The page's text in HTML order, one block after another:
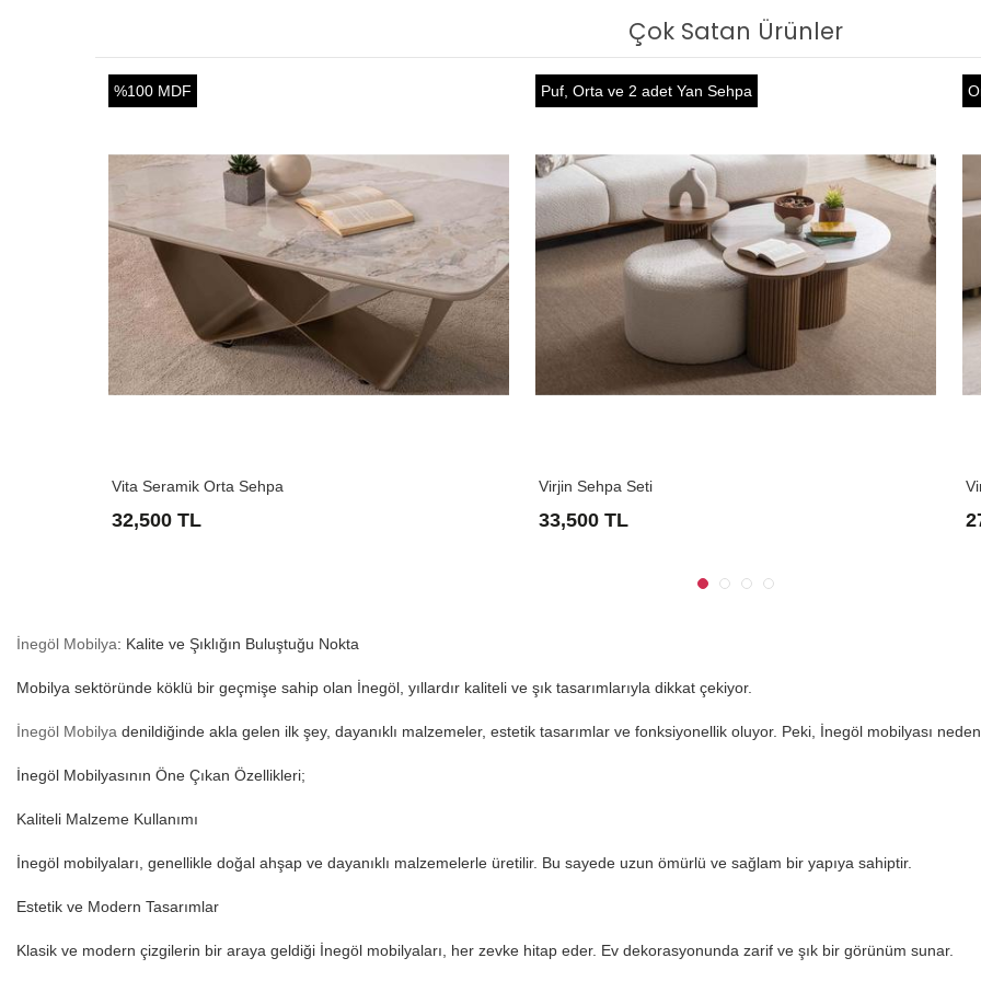
Çok Satan Ürünler
%100 MDF
Vita Seramik Orta Sehpa
32,500 TL
Puf, Orta ve 2 adet Yan Sehpa
Virjin Sehpa Seti
33,500 TL
İnegöl Mobilya: Kalite ve Şıklığın Buluştuğu Nokta
Mobilya sektöründe köklü bir geçmişe sahip olan İnegöl, yıllardır kaliteli ve şık tasarımlarıyla dikkat çekiyor.
İnegöl Mobilya denildiğinde akla gelen ilk şey, dayanıklı malzemeler, estetik tasarımlar ve fonksiyonellik oluyor. Peki, İnegöl mobilyası
İnegöl Mobilyasının Öne Çıkan Özellikleri;
Kaliteli Malzeme Kullanımı
İnegöl mobilyaları, genellikle doğal ahşap ve dayanıklı malzemelerle üretilir. Bu sayede uzun ömürlü ve sağlam bir yapıya sahiptir.
Estetik ve Modern Tasarımlar
Klasik ve modern çizgilerin bir araya geldiği İnegöl mobilyaları, her zevke hitap eder. Ev dekorasyonunda zarif ve şık bir görünüm sunar.